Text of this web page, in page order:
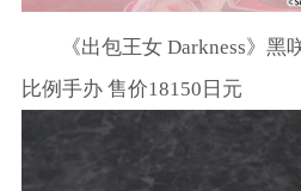
《出包王女 Darkness》黑
比例手办 售价18150日元